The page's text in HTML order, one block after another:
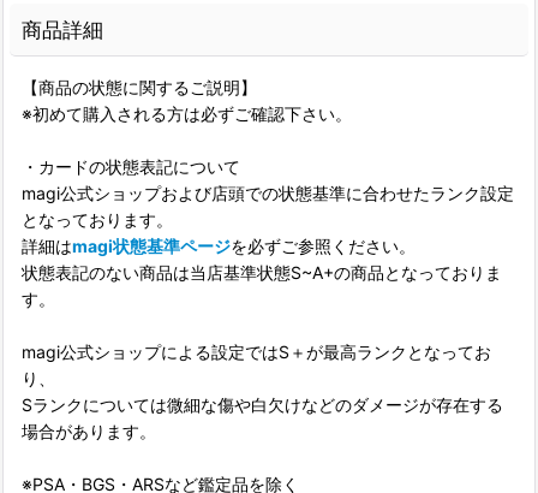
商品詳細
【商品の状態に関するご説明】
※初めて購入される方は必ずご確認下さい。
・カードの状態表記について
magi公式ショップおよび店頭での状態基準に合わせたランク設定
となっております。
詳細はmagi状態基準ページを必ずご参照ください。
状態表記のない商品は当店基準状態S~A+の商品となっておりま
す。
magi公式ショップによる設定ではS＋が最高ランクとなってお
り、
Sランクについては微細な傷や白欠けなどのダメージが存在する
場合があります。
※PSA・BGS・ARSなど鑑定品を除く